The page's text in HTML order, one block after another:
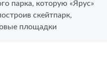
парка, которую «Ярус»
скейтпарк,
площадки